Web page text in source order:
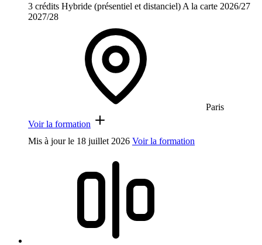
3 crédits Hybride (présentiel et distanciel) A la carte 2026/27
2027/28
Paris
Voir la formation
Mis à jour le 18 juillet 2026 Voir la formation